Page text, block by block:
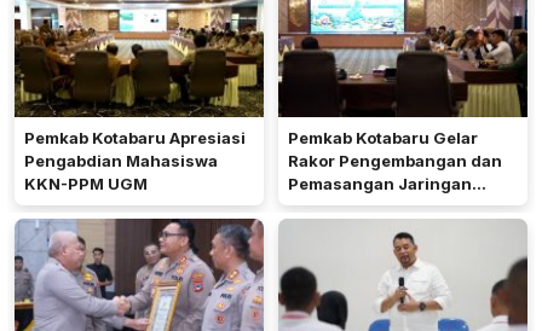
Pemkab Kotabaru Apresiasi
Pengabdian Mahasiswa
KKN-PPM UGM
Pemkab Kotabaru Gelar
Rakor Pengembangan dan
Pemasangan Jaringan
Listrik PLN